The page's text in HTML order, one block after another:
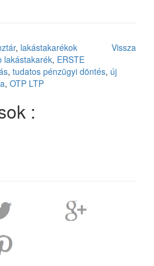
Vissza
, lakástakarékok
lakástakarék, ERSTE
, tudatos pénzügyi döntés, új
, OTP LTP
: